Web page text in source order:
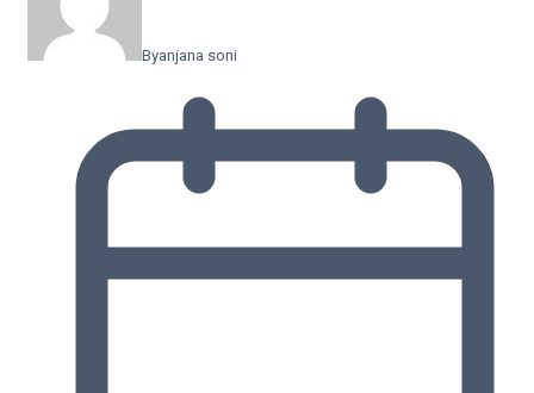
Byanjana soni